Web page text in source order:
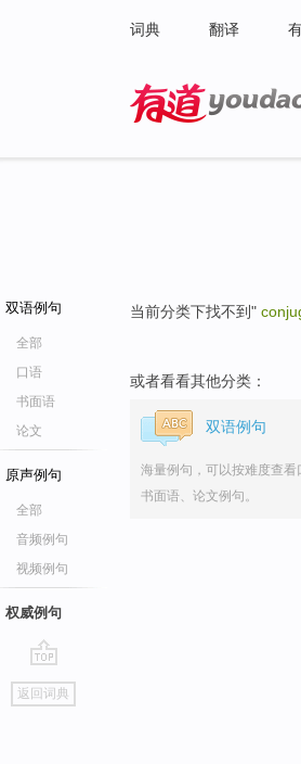
词典 翻译
双语例句
全部
口语
书面语
论文
原声例句
全部
音频例句
视频例句
权威例句
go
top
返回词典
当前分类下找不到"
或者看看其他分类：
双语例句
海量例句，可以按难度查看
书面语、论文例句。